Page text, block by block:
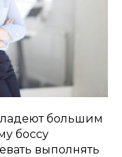
большим
боссу
выполнять